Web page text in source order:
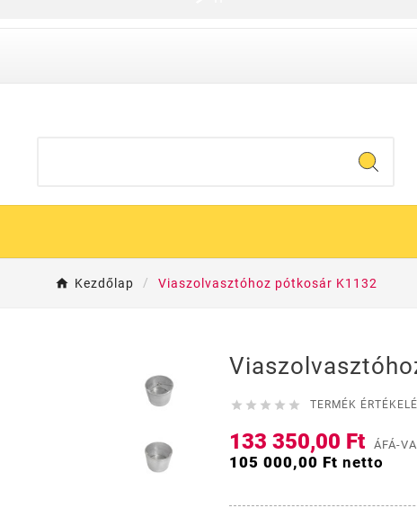
Kezdőlap Viaszolvasztóhoz pótkosár K1132
     TERMÉK
133 350,00 Ft ÁFÁ-
105 000,00 Ft netto